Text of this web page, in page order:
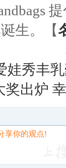
生。【
娃秀丰
奖出炉